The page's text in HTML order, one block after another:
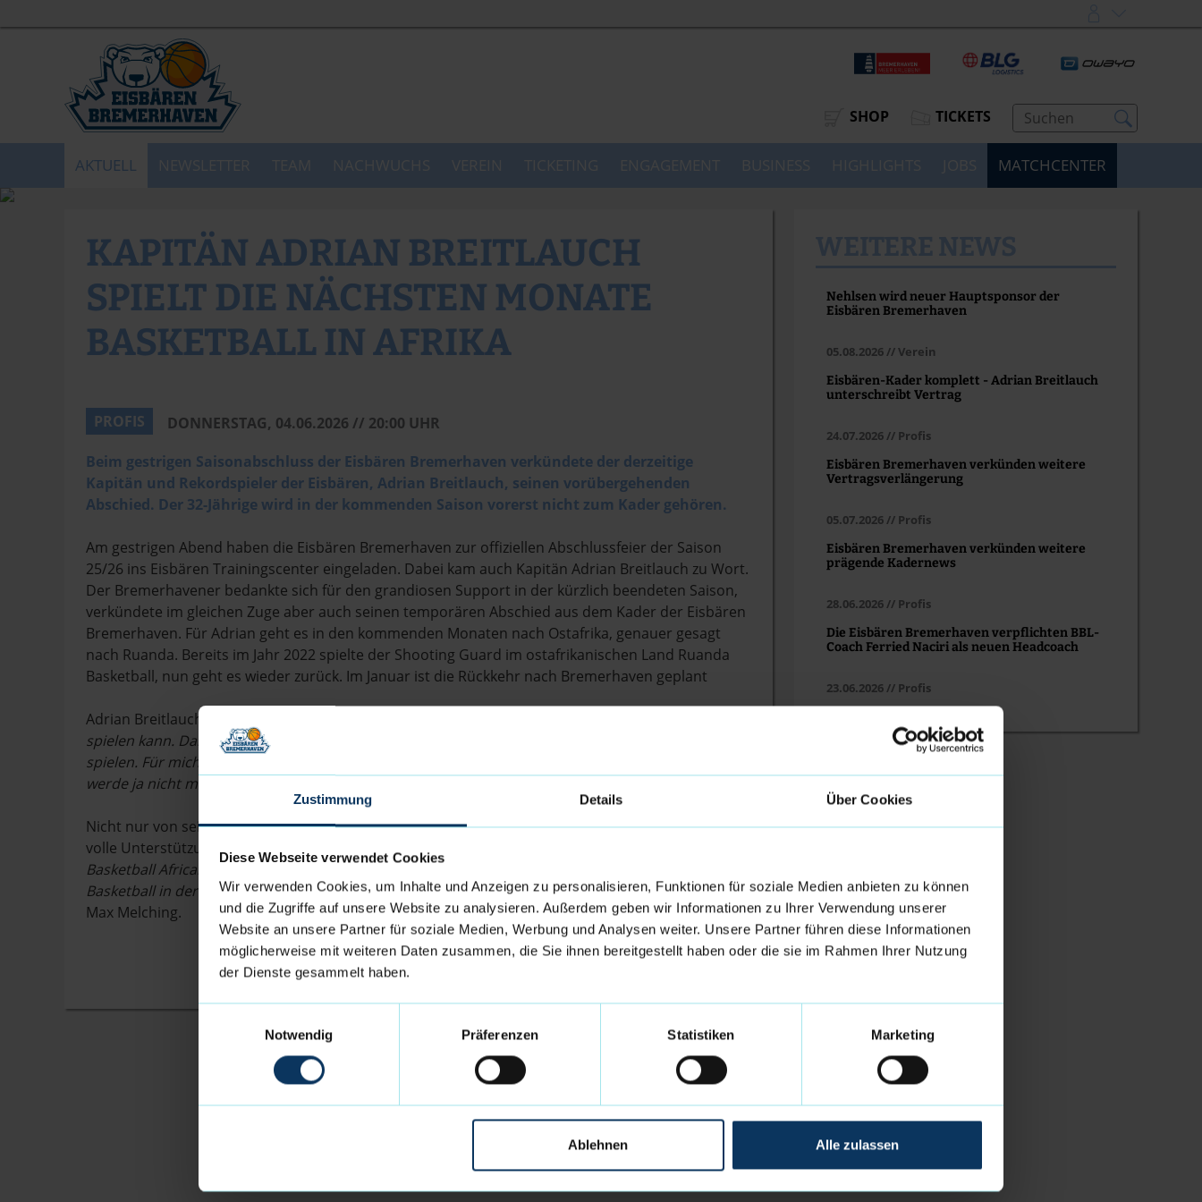
Zustimmung Details Über Cookies
Diese Webseite verwendet Cookies
Wir verwenden Cookies, um Inhalte und Anzeigen zu personalisieren, Funktionen für soziale Medien anbieten zu können
und die Zugriffe auf unsere Website zu analysieren. Außerdem geben wir Informationen zu Ihrer Verwendung unserer
Website an unsere Partner für soziale Medien, Werbung und Analysen weiter. Unsere Partner führen diese Informationen
möglicherweise mit weiteren Daten zusammen, die Sie ihnen bereitgestellt haben oder die sie im Rahmen Ihrer Nutzung
der Dienste gesammelt haben.
Notwendig
Präferenzen Statistiken Marketing
Ablehnen Alle zulassen
SHOP TICKETS
AKTUELL MATCHCENTER
KAPITÄN ADRIAN BREITLAUCH
SPIELT DIE NÄCHSTEN MONATE
BASKETBALL IN AFRIKA
PROFIS
DONNERSTAG, 04.06.2026 // 20:00 UHR
Beim gestrigen Saisonabschluss der Eisbären Bremerhaven verkündete der derzeitige
Kapitän und Rekordspieler der Eisbären, Adrian Breitlauch, seinen vorübergehenden
Abschied. Der 32-Jährige wird in der kommenden Saison vorerst nicht zum Kader gehören.
Am gestrigen Abend haben die Eisbären Bremerhaven zur offiziellen Abschlussfeier der Saison
25/26 ins Eisbären Trainingscenter eingeladen. Dabei kam auch Kapitän Adrian Breitlauch zu Wort.
Der Bremerhavener bedankte sich für den grandiosen Support in der kürzlich beendeten Saison,
verkündete im gleichen Zuge aber auch seinen temporären Abschied aus dem Kader der Eisbären
Bremerhaven. Für Adrian geht es in den kommenden Monaten nach Ostafrika, genauer gesagt
nach Ruanda. Bereits im Jahr 2022 spielte der Shooting Guard im ostafrikanischen Land Ruanda
Basketball, nun geht es wieder zurück. Im Januar ist die Rückkehr nach Bremerhaven geplant
Adrian Breitlauch: „
spielen kann. Danach werde ich noch die Chance haben, in weiteren afrikanischen Ländern zu
spielen. Für mich ist das eine einmalige Chance, dass ich das basketballerisch so ausleben darf. Ich
werde ja nicht mehr Ewigkeiten auf dem Feld stehen.
Nicht nur von seinen Teamkollegen, sondern auch aus dem Management bekommt Adrian die
volle Unterstützung: „Alle Eisbären drücken Addi die Daumen bei seinem großen Traum in der
Basketball African League. Er hat in seiner Karriere unglaublich viel für die Eisbären und den
Basketball in der Region getan und wir freuen uns sehr auf seine Rückkehr.“, so Geschäftsführer
Max Melching.
Nehlsen wird neuer Hauptsponsor der
Eisbären Bremerhaven
05.08.2026 // Verein
Eisbären-Kader komplett - Adrian Breitlauch
unterschreibt Vertrag
24.07.2026 // Profis
Eisbären Bremerhaven verkünden weitere
Vertragsverlängerung
05.07.2026 // Profis
Eisbären Bremerhaven verkünden weitere
prägende Kadernews
28.06.2026 // Profis
Die Eisbären Bremerhaven verpflichten BBL-
Coach Ferried Naciri als neuen Headcoach
23.06.2026 // Profis